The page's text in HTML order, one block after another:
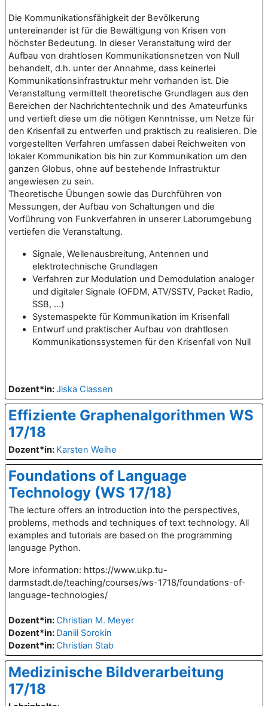
Die Kommunikationsfähigkeit der Bevölkerung
untereinander ist für die Bewältigung von Krisen von
höchster Bedeutung. In dieser Veranstaltung wird der
Aufbau von drahtlosen Kommunikationsnetzen von Null
behandelt, d.h. unter der Annahme, dass keinerlei
Kommunikationsinfrastruktur mehr vorhanden ist. Die
Veranstaltung vermittelt theoretische Grundlagen aus den
Bereichen der Nachrichtentechnik und des Amateurfunks
und vertieft diese um die nötigen Kenntnisse, um Netze für
den Krisenfall zu entwerfen und praktisch zu realisieren. Die
vorgestellten Verfahren umfassen dabei Reichweiten von
lokaler Kommunikation bis hin zur Kommunikation um den
ganzen Globus, ohne auf bestehende Infrastruktur
angewiesen zu sein.
Theoretische Übungen sowie das Durchführen von
Messungen, der Aufbau von Schaltungen und die
Vorführung von Funkverfahren in unserer Laborumgebung
vertiefen die Veranstaltung.
Signale, Wellenausbreitung, Antennen und
elektrotechnische Grundlagen
Verfahren zur Modulation und Demodulation analoger
und digitaler Signale (OFDM, ATV/SSTV, Packet Radio,
SSB, ...)
Systemaspekte für Kommunikation im Krisenfall
Entwurf und praktischer Aufbau von drahtlosen
Kommunikationssystemen für den Krisenfall von Null
Dozent*in:Jiska Classen
Effiziente Graphenalgorithmen WS
17/18
Dozent*in: Karsten Weihe
Foundations of Language
Technology (WS 17/18)
The lecture offers an introduction into the perspectives,
problems, methods and techniques of text technology. All
examples and tutorials are based on the programming
language Python.
More information: https://www.ukp.tu-
darmstadt.de/teaching/courses/ws-1718/foundations-of-
language-technologies/
Dozent*in:Christian M. Meyer
Dozent*in: Daniil Sorokin
Dozent*in:Christian Stab
Medizinische Bildverarbeitung
17/18